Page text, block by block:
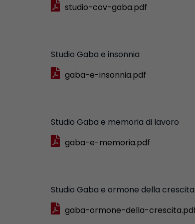
studio-cov-gaba.pdf
Studio Gaba e insonnia
gaba-e-insonnia.pdf
Studio Gaba e memoria di lavoro
gaba-e-memoria.pdf
Studio Gaba e ormone della crescita
gaba-ormone-della-